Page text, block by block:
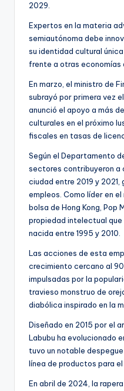
2029.
Expertos en la materia
semiautónoma debe
su identidad cultural
frente a otras economías
En marzo, el ministro de
subrayó por primera vez
anunció el apoyo a más
culturales en el próximo
fiscales en tasas de
Según el Departamento
sectores contribuyeron a
ciudad entre 2019 y 2021,
empleos. Como líder en
bolsa de Hong Kong, Pop
propiedad intelectual que
nacida entre 1995 y 2010.
Las acciones de esta
crecimiento cercano al
impulsadas por la
travieso monstruo de
diabólica inspirado en la
Diseñado en 2015 por el
Labubu ha evolucionado
tuvo un notable
línea de productos para
En abril de 2024, la